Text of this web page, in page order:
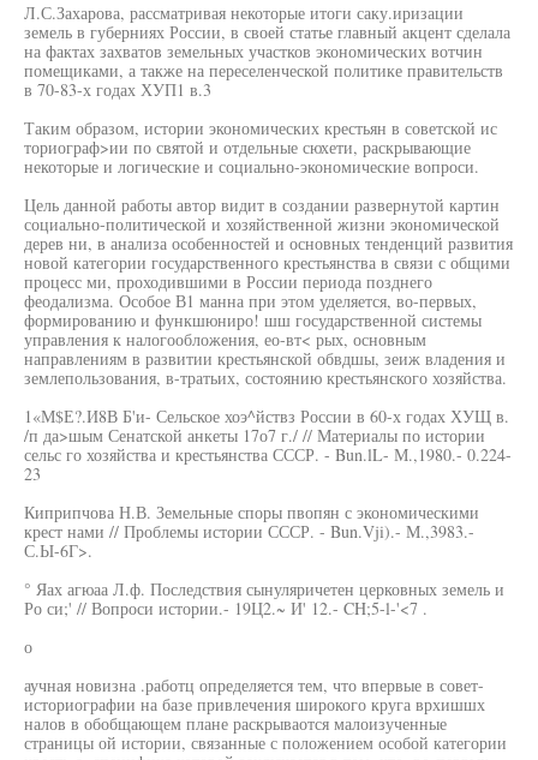
Л.С.Захарова, рассматривая некоторые итоги саку.иризации
земель в губерниях России, в своей статье главный акцент сделала
на фактах захватов земельных участков экономических вотчин
помещиками, а также на переселенческой политике правительств
в 70-83-х годах ХУП1 в.3
Таким образом, истории экономических крестьян в советской ис
ториограф>ии по святой и отдельные сюхети, раскрывающие
некоторые и логические и социально-экономические вопроси.
Цель данной работы автор видит в создании развернутой картин
социально-политической и хозяйственной жизни экономической
дерев ни, в анализа особенностей и основных тенденций развития
новой категории государственного крестьянства в связи с общими
процесс ми, проходившими в России периода позднего
феодализма. Особое В1 манна при этом уделяется, во-первых,
формированию и функшюниро! шш государственной системы
управления к налогообложения, ео-вт< рых, основным
направлениям в развитии крестьянской обвдшы, зеиж владения и
землепользования, в-тратьих, состоянию крестьянского хозяйства.
1«М$Е?.И8В Б'и- Сельское хоэ^йствз России в 60-х годах ХУЩ в.
/п да>шым Сенатской анкеты 17о7 г./ // Материалы по истории
сельс го хозяйства и крестьянства СССР. - Bun.lL- М.,1980.- 0.224-
23
Киприпчова Н.В. Земельные споры пвопян с экономическими
крест нами // Проблемы истории СССР. - Bun.Vji).- М.,3983.-
С.Ы-6Г>.
° Яах агюаа Л.ф. Последствия сынуляричетен церковных земель и
Ро си;' // Вопроси истории.- 19Ц2.~ И' 12.- CH;5-l-'<7 .
о
аучная новизна .работц определяется тем, что впервые в совет-
историографии на базе привлечения широкого круга врхишшх
налов в обобщающем плане раскрываотся малоизученные
страницы ой истории, связанные с положением особой категории